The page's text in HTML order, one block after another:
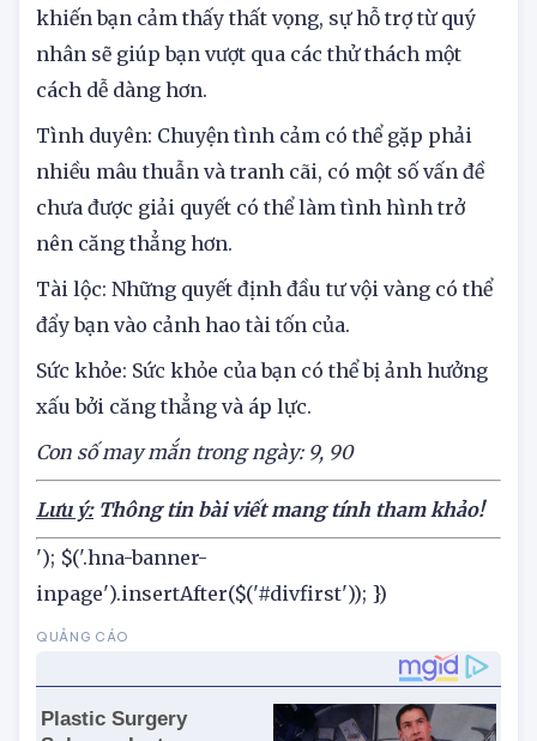
Sự nghiệp: Nỗ lực không được ghi nhận có thể
khiến bạn cảm thấy thất vọng, sự hỗ trợ từ quý
nhân sẽ giúp bạn vượt qua các thử thách một
cách dễ dàng hơn.
Tình duyên: Chuyện tình cảm có thể gặp phải
nhiều mâu thuẫn và tranh cãi, có một số vấn đề
chưa được giải quyết có thể làm tình hình trở
nên căng thẳng hơn.
Tài lộc: Những quyết định đầu tư vội vàng có thể
đẩy bạn vào cảnh hao tài tốn của.
Sức khỏe: Sức khỏe của bạn có thể bị ảnh hưởng
xấu bởi căng thẳng và áp lực.
Con số may mắn trong ngày:9,90
Lưu ý:Thông tin bài viết mang tính tham khảo!
'); $('.hna-banner-
inpage').insertAfter($('#divfirst')); })